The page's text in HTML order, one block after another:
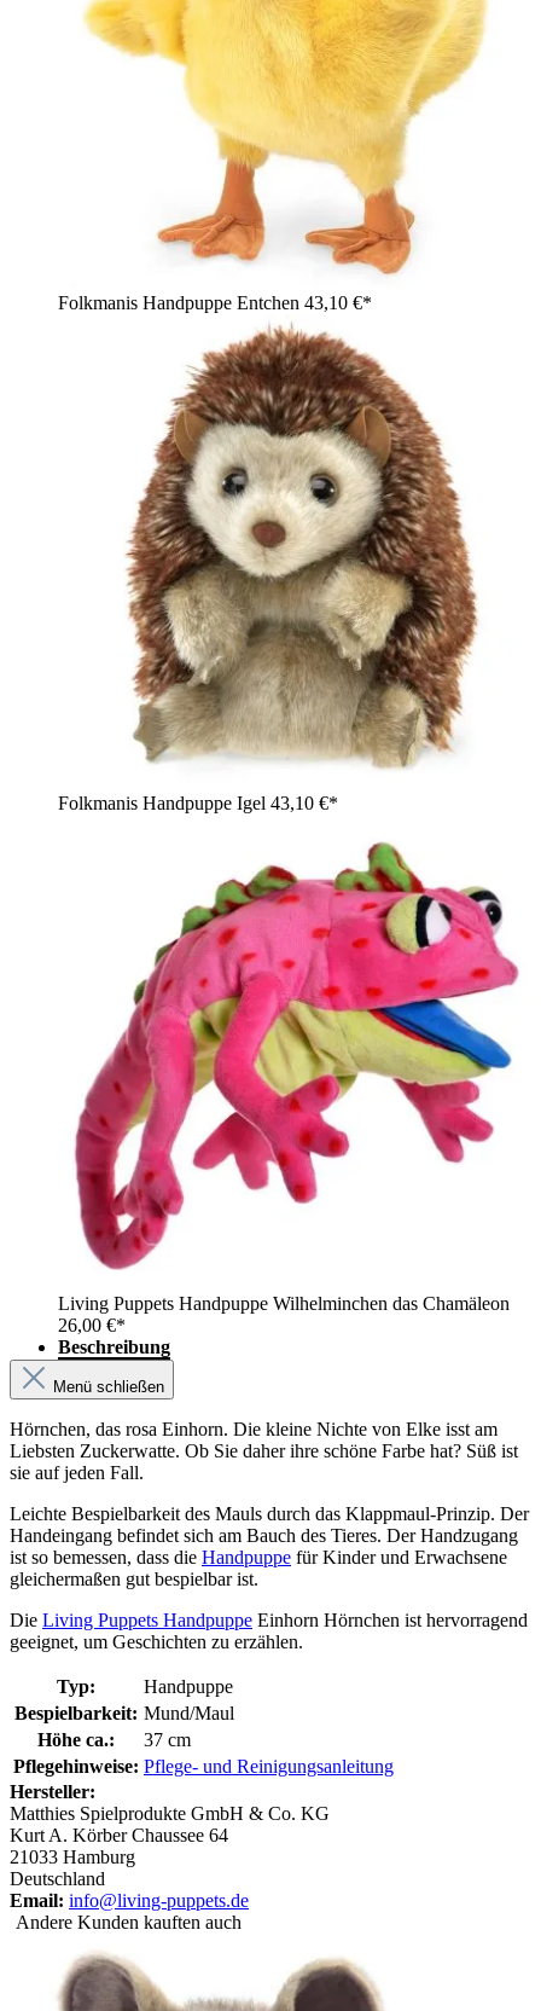
Folkmanis Handpuppe Entchen 43,10 €*
Folkmanis Handpuppe Igel 43,10 €*
Living Puppets Handpuppe Wilhelminchen das Chamäleon
26,00 €*
Beschreibung
Menü schließen
Hörnchen, das rosa Einhorn. Die kleine Nichte von Elke isst am
Liebsten Zuckerwatte. Ob Sie daher ihre schöne Farbe hat? Süß ist
sie auf jeden Fall.
Leichte Bespielbarkeit des Mauls durch das Klappmaul-Prinzip. Der
Handeingang befindet sich am Bauch des Tieres. Der Handzugang
ist so bemessen, dass die Handpuppe für Kinder und Erwachsene
gleichermaßen gut bespielbar ist.
Die Living Puppets Handpuppe Einhorn Hörnchen ist hervorragend
geeignet, um Geschichten zu erzählen.
Typ:
Handpuppe
Bespielbarkeit: Mund/Maul
Höhe ca.:
37 cm
Pflegehinweise: Pflege- und Reinigungsanleitung
Hersteller:
Matthies Spielprodukte GmbH & Co. KG
Kurt A. Körber Chaussee 64
21033 Hamburg
Deutschland
Email: info@living-puppets.de
Andere Kunden kauften auch